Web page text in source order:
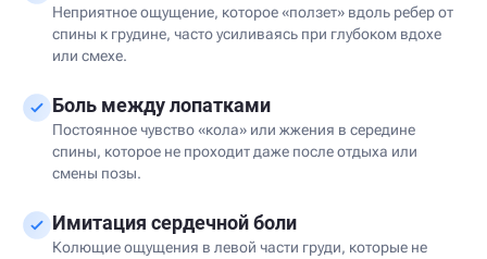
Неприятное ощущение, которое «ползет» вдоль ребер от
спины к грудине, часто усиливаясь при глубоком вдохе
или смехе.
Боль между лопатками
Постоянное чувство «кола» или жжения в середине
спины, которое не проходит даже после отдыха или
смены позы.
Имитация сердечной боли
Колющие ощущения в левой части груди, которые не